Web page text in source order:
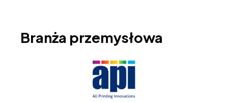
Branża przemysłowa